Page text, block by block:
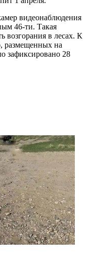
видеонаблюдения
46-ти. Такая
возгорания в лесах. К
размещенных на
зафиксировано 28